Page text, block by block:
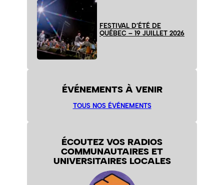
FESTIVAL D’ÉTÉ DE
QUÉBEC – 19 JUILLET 2026
ÉVÉNEMENTS À VENIR
TOUS NOS ÉVÉNEMENTS
ÉCOUTEZ VOS RADIOS
COMMUNAUTAIRES ET
UNIVERSITAIRES LOCALES